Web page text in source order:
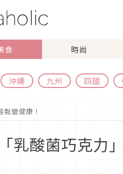
食 時尚
沖繩 九州 四國
變健康！
乳酸菌巧克力